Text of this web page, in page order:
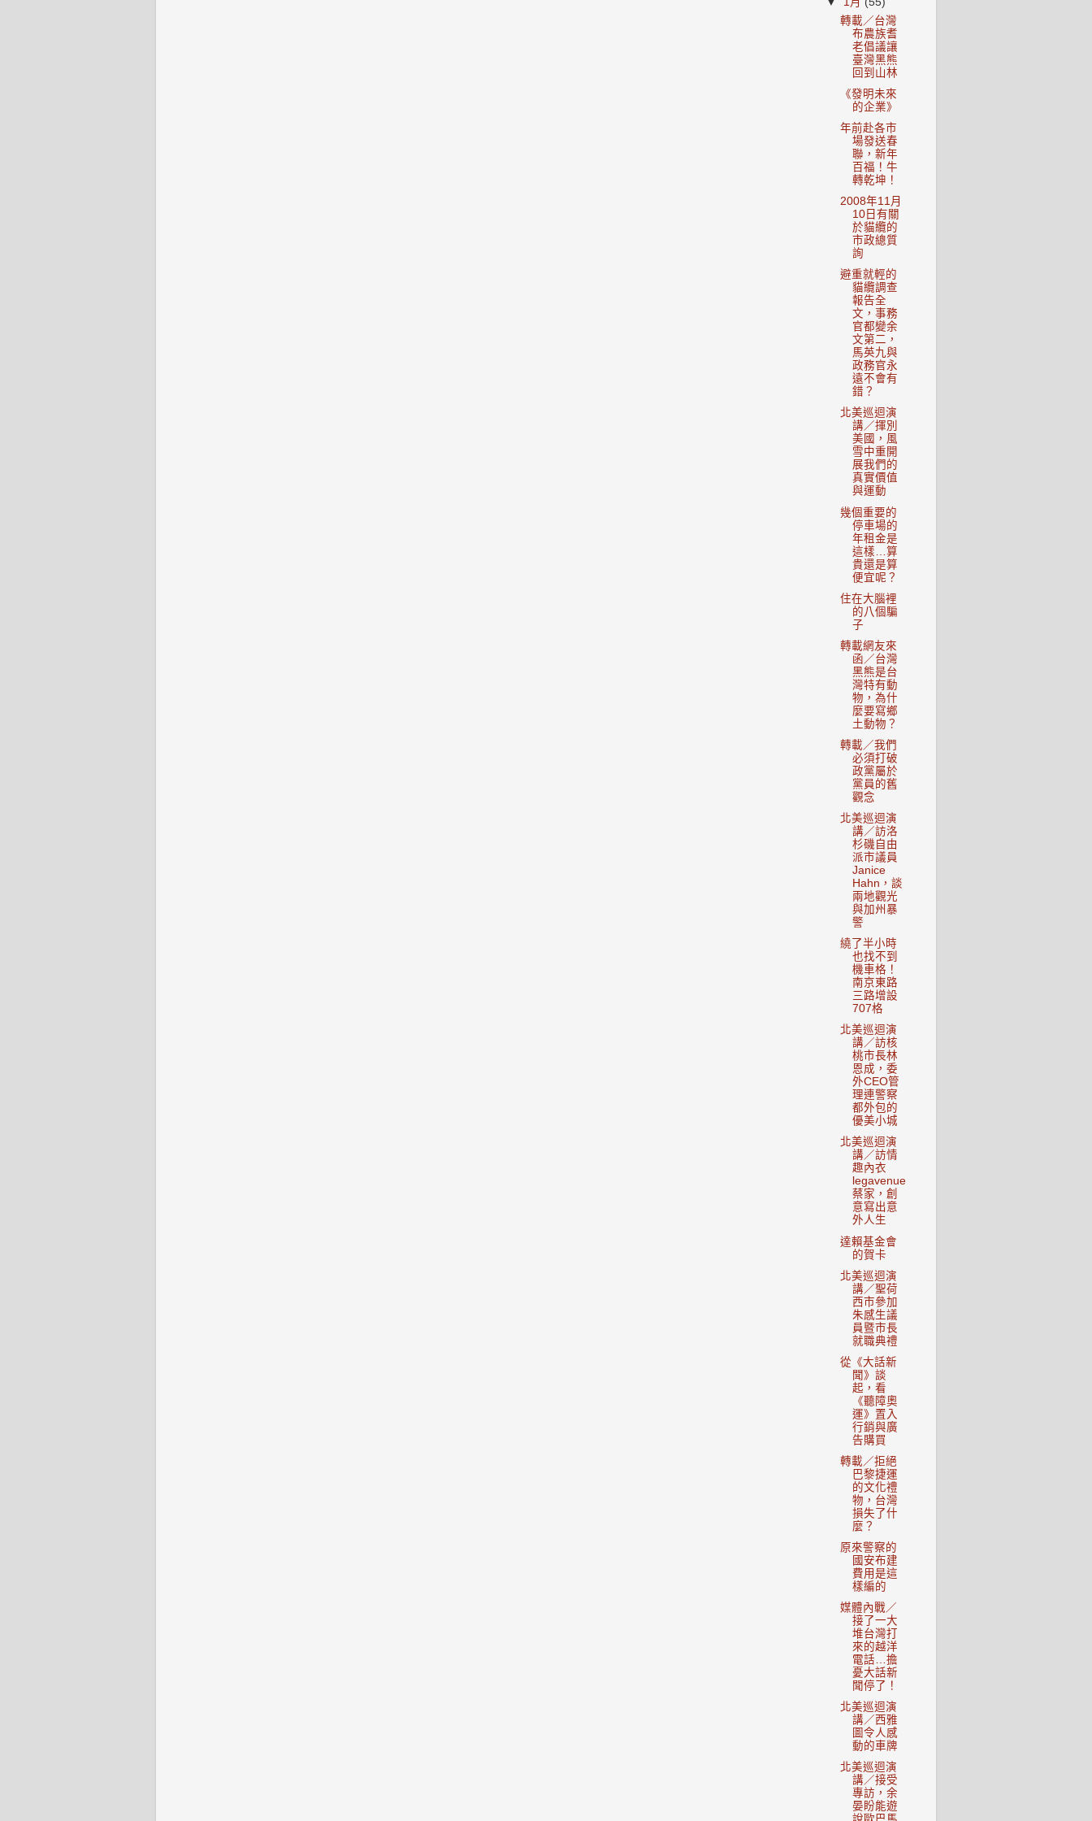
轉載／台灣
布農族耆
老倡議讓
臺灣黑熊
回到山林
《發明未來
的企業》
年前赴各市
場發送春
聯，新年
百福！牛
轉乾坤！
2008年11月
10日有關
於貓纜的
市政總質
詢
避重就輕的
貓纜調查
報告全
文，事務
官都變余
文第二，
馬英九與
政務官永
遠不會有
錯？
北美巡迴演
講／揮別
美國，風
雪中重開
展我們的
真實價值
與運動
幾個重要的
停車場的
年租金是
這樣…算
貴還是算
便宜呢？
住在大腦裡
的八個騙
子
轉載網友來
函／台灣
黑熊是台
灣特有動
物，為什
麼要寫鄉
土動物？
轉載／我們
必須打破
政黨屬於
黨員的舊
觀念
北美巡迴演
講／訪洛
杉磯自由
派市議員
Janice
Hahn，談
兩地觀光
與加州暴
警
繞了半小時
也找不到
機車格！
南京東路
三路增設
707格
北美巡迴演
講／訪核
桃市長林
恩成，委
外CEO管
理連警察
都外包的
優美小城
北美巡迴演
講／訪情
趣內衣
legavenue
蔡家，創
意寫出意
外人生
達賴基金會
的賀卡
北美巡迴演
講／聖荷
西市參加
朱感生議
員暨市長
就職典禮
從《大話新
聞》談
起，看
《聽障奧
運》置入
行銷與廣
告購買
轉載／拒絕
巴黎捷運
的文化禮
物，台灣
損失了什
麼？
原來警察的
國安布建
費用是這
樣編的
媒體內戰／
接了一大
堆台灣打
來的越洋
電話…擔
憂大話新
聞停了！
北美巡迴演
講／西雅
圖令人感
動的車牌
北美巡迴演
講／接受
專訪，余
晏盼能遊